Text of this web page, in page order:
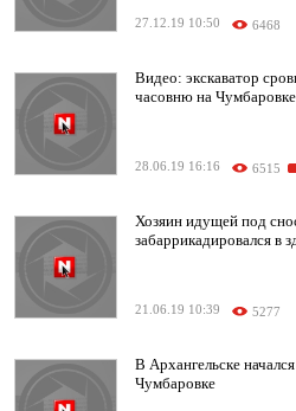
27.12.19 10:50 6468
Видео: экскаватор
часовню на Чумбаровке
28.06.19 16:16 6515
Хозяин идущей под
забаррикадировался в
21.06.19 10:39 5277
В Архангельске
Чумбаровке